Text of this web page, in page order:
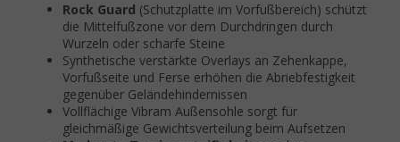
Rock Guard (Schutzplatte im Vorfußbereich) schützt
die Mittelfußzone vor dem Durchdringen durch
Wurzeln oder scharfe Steine
Synthetische verstärkte Overlays an Zehenkappe,
Vorfußseite und Ferse erhöhen die Abriebfestigkeit
gegenüber Geländehindernissen
Vollflächige Vibram Außensohle sorgt für
gleichmäßige Gewichtsverteilung beim Aufsetzen